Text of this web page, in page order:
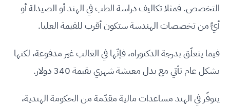
التخصص. فمثلا تكاليف دراسة الطب في الهند أو الصيدلة أو
أيًّ من تخصصات الهندسة ستكون أقرب للقيمة العليا.
فيما يتعلّق بدرجة الدكتوراه، فإنّها في الغالب غير مدفوعة، لكنها
بشكل عام تأتي مع بدل معيشة شهري بقيمة 340 دولار.
يتوفّر في الهند مساعدات مالية مقدّمة من الحكومة الهندية،